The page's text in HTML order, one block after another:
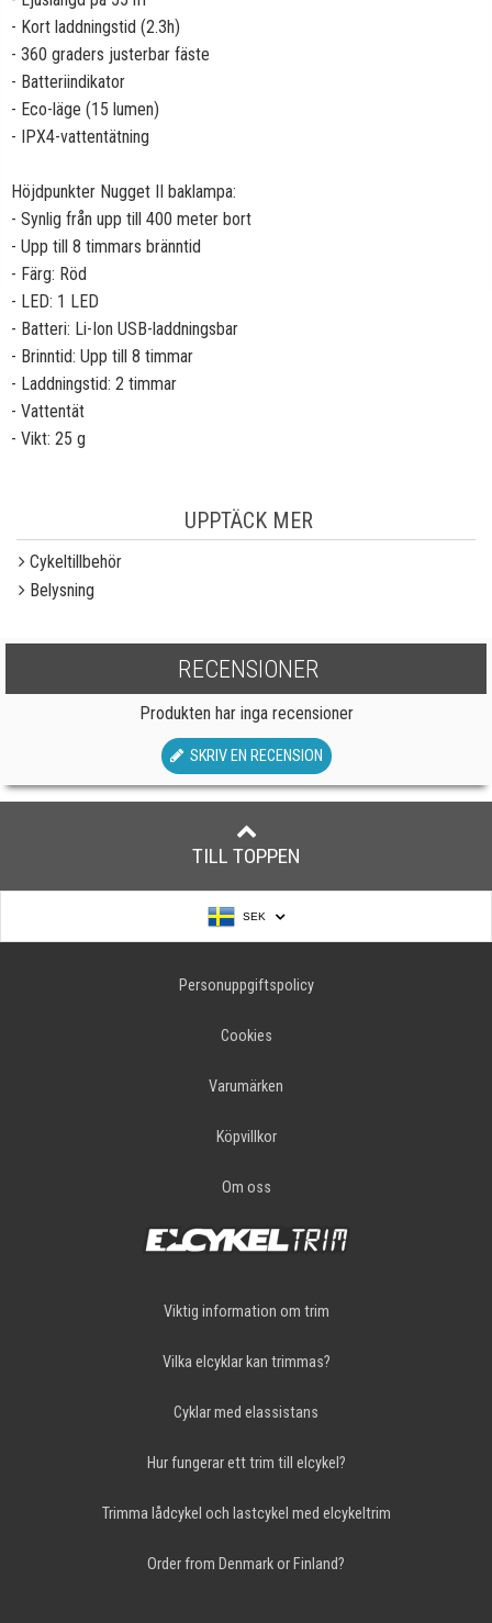
- Kort laddningstid (2.3h)
- 360 graders justerbar fäste
- Batteriindikator
- Eco-läge (15 lumen)
- IPX4-vattentätning
Höjdpunkter Nugget II baklampa:
- Synlig från upp till 400 meter bort
- Upp till 8 timmars bränntid
- Färg: Röd
- LED: 1 LED
- Batteri: Li-Ion USB-laddningsbar
- Brinntid: Upp till 8 timmar
- Laddningstid: 2 timmar
- Vattentät
- Vikt: 25 g
UPPTÄCK MER
Cykeltillbehör
Belysning
RECENSIONER
Produkten har inga recensioner
SKRIV EN RECENSION
TILL TOPPEN
SEK
Personuppgiftspolicy
Cookies
Varumärken
Köpvillkor
Om oss
Viktig information om trim
Vilka elcyklar kan trimmas?
Cyklar med elassistans
Hur fungerar ett trim till elcykel?
Trimma lådcykel och lastcykel med elcykeltrim
Order from Denmark or Finland?